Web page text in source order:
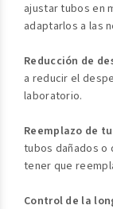
ajustar tubos en
adaptarlos a las
Reducción de
a reducir el
laboratorio.
Reemplazo de
tubos dañados o
tener que
Control de la